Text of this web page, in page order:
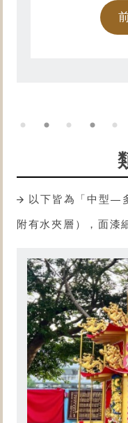
以下皆為「中型—
附有水夾層），面漆